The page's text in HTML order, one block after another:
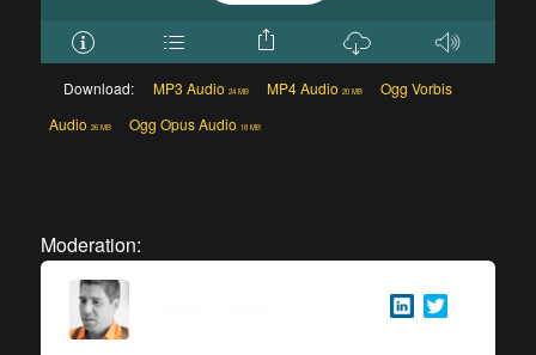
Download: MP3 Audio 24 MB MP4 Audio 20 MB
Ogg Vorbis
Audio 26 MB Ogg Opus Audio 18 MB
Moderation: